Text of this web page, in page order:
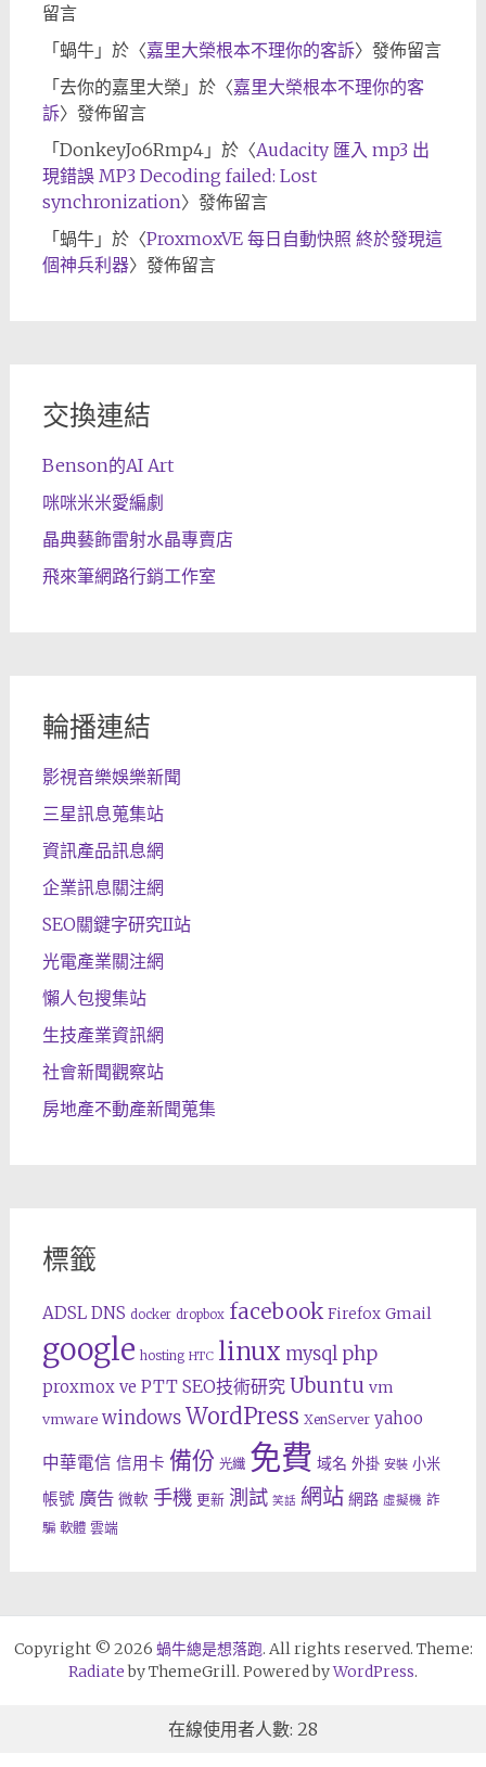
留言
「蝸牛」於〈嘉里大榮根本不理你的客訴〉發佈留言
「去你的嘉里大榮 」於〈嘉里大榮根本不理你的客
訴〉發佈留言
「DonkeyJo6Rmp4」於〈Audacity 匯入 mp3 出
現錯誤 MP3 Decoding failed: Lost
synchronization〉發佈留言
「蝸牛」於〈ProxmoxVE 每日自動快照 終於發現這
個神兵利器〉發佈留言
交換連結
Benson的AI Art
咪咪米米愛編劇
晶典藝飾雷射水晶專賣店
飛來筆網路行銷工作室
輪播連結
影視音樂娛樂新聞
三星訊息蒐集站
資訊產品訊息網
企業訊息關注網
SEO關鍵字研究II站
光電產業關注網
懶人包搜集站
生技產業資訊網
社會新聞觀察站
房地產不動產新聞蒐集
標籤
ADSL DNS docker dropbox facebook Firefox Gmail
google hosting HTC linux mysql php
proxmox ve PTT SEO技術研究 Ubuntu vm
vmware windows WordPress XenServer yahoo
中華電信 信用卡 備份 光纖 免費 域名 外掛 安裝 小米
帳號 廣告 微軟 手機 更新 測試 笑話 網站 網路 虛擬機 詐
騙 軟體 雲端
Copyright © 2026 蝸牛總是想落跑. All rights reserved. Theme:
Radiateby ThemeGrill. Powered byWordPress.
在線使用者人數: 28